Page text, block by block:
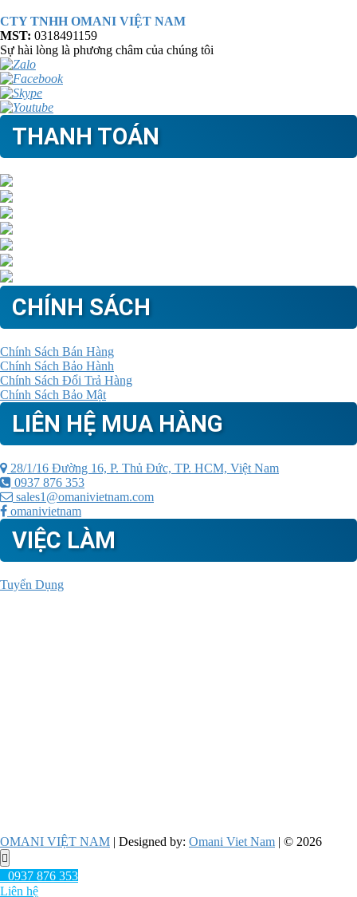
CTY TNHH OMANI VIỆT NAM
MST: 0318491159
Sự hài lòng là phương châm của chúng tôi
THANH TOÁN
CHÍNH SÁCH
Chính Sách Bán Hàng
Chính Sách Bảo Hành
Chính Sách Đổi Trả Hàng
Chính Sách Bảo Mật
LIÊN HỆ MUA HÀNG
28/1/16 Đường 16, P. Thủ Đức, TP. HCM, Việt Nam
0937 876 353
sales1@omanivietnam.com
omanivietnam
VIỆC LÀM
Tuyển Dụng
OMANI VIỆT NAM | Designed by: Omani Viet Nam | © 2026
Go
to
top0937 876 353
Liên hệ